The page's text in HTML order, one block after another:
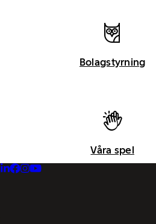
Bolagstyrning
Våra spel